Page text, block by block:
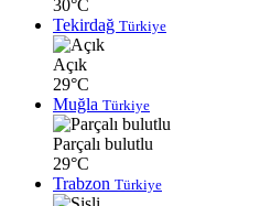
30°C
Tekirdağ Türkiye
Açık
29°C
Muğla Türkiye
Parçalı bulutlu
29°C
Trabzon Türkiye